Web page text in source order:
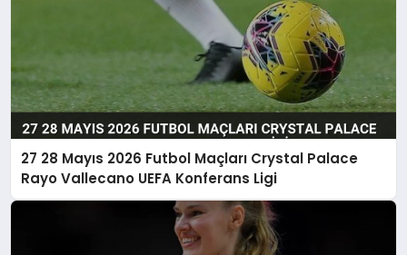
27 28 Mayıs 2026 Futbol Maçları Crystal Palace
Rayo Vallecano UEFA Konferans Ligi